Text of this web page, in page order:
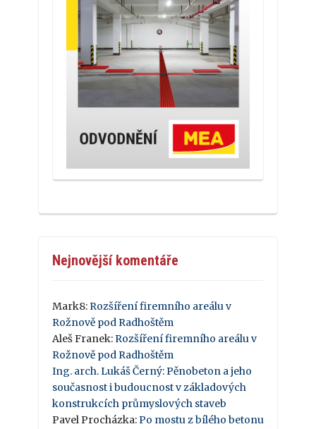
Nejnovější komentáře
Mark8:Rozšíření firemního areálu v
Rožnově pod Radhoštěm
Aleš Franek:Rozšíření firemního areálu v
Rožnově pod Radhoštěm
Ing. arch. Lukáš Černý:Pěnobeton a jeho
současnost i budoucnost v základových
konstrukcích průmyslových staveb
Pavel Procházka:Po mostu z bílého betonu